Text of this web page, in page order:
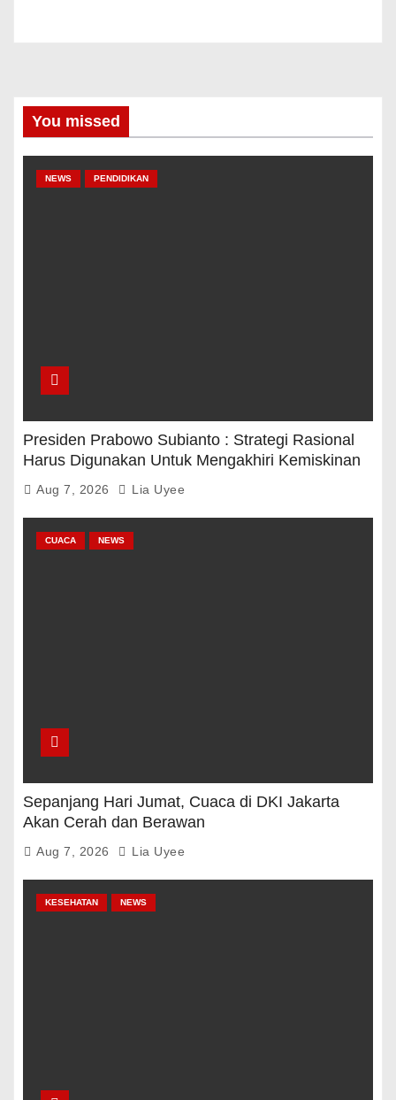
You missed
NEWS PENDIDIKAN
Presiden Prabowo Subianto : Strategi Rasional
Harus Digunakan Untuk Mengakhiri Kemiskinan
Aug 7, 2026 Lia Uyee
CUACA NEWS
Sepanjang Hari Jumat, Cuaca di DKI Jakarta
Akan Cerah dan Berawan
Aug 7, 2026 Lia Uyee
KESEHATAN NEWS